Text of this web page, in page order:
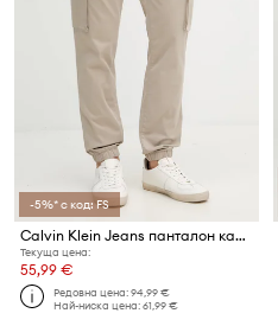
-5%* с код: FS
Calvin Klein Jeans панталон карго мъжки от памук с еластан
Текуща цена:
55,99 €
Редовна цена:94,99 €
Най-ниска цена:61,99 €